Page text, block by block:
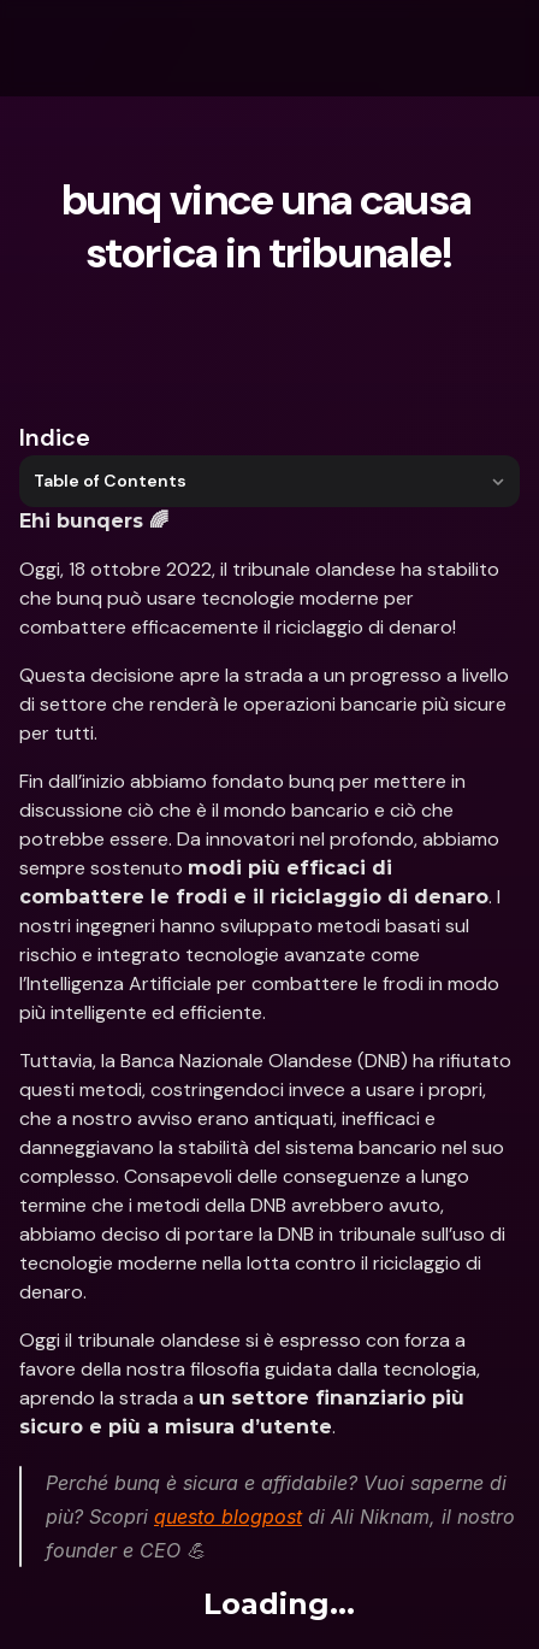
bunq vince una causa
storica in tribunale!
Indice
Table of Contents
Ehi bunqers 🌈
Oggi, 18 ottobre 2022, il tribunale olandese ha stabilito
che bunq può usare tecnologie moderne per
combattere efficacemente il riciclaggio di denaro!
Questa decisione apre la strada a un progresso a livello
di settore che renderà le operazioni bancarie più sicure
per tutti.
Fin dall’inizio abbiamo fondato bunq per mettere in
discussione ciò che è il mondo bancario e ciò che
potrebbe essere. Da innovatori nel profondo, abbiamo
sempre sostenuto modi più efficaci di
combattere le frodi e il riciclaggio di denaro. I
nostri ingegneri hanno sviluppato metodi basati sul
rischio e integrato tecnologie avanzate come
l’Intelligenza Artificiale per combattere le frodi in modo
più intelligente ed efficiente.
Tuttavia, la Banca Nazionale Olandese (DNB) ha rifiutato
questi metodi, costringendoci invece a usare i propri,
che a nostro avviso erano antiquati, inefficaci e
danneggiavano la stabilità del sistema bancario nel suo
complesso. Consapevoli delle conseguenze a lungo
termine che i metodi della DNB avrebbero avuto,
abbiamo deciso di portare la DNB in tribunale sull’uso di
tecnologie moderne nella lotta contro il riciclaggio di
denaro.
Oggi il tribunale olandese si è espresso con forza a
favore della nostra filosofia guidata dalla tecnologia,
aprendo la strada a un settore finanziario più
sicuro e più a misura d’utente.
Perché bunq è sicura e affidabile? Vuoi saperne di
più? Scopri questo blogpost di Ali Niknam, il nostro
founder e CEO 💪
Loading...